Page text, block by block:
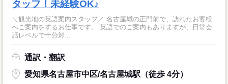
タッフ！未経験OK♪
＼観光地の英語案内スタッフ／ 名古屋城の正門前で、訪れたお客様
へご案内をするお仕事です。 英語でのご案内もありますが、日常会
話レベルで十分対...
通訳・翻訳
愛知県名古屋市中区/名古屋城駅（徒歩 4分）